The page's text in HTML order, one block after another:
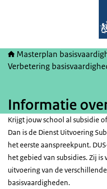
Masterplan
Verbetering
Informatie
Krijgt jouw school al subsidie
Dan is de Dienst Uitvoering
het eerste aanspreekpunt.
het gebied van subsidies. Zij
uitvoering van de
basisvaardigheden.